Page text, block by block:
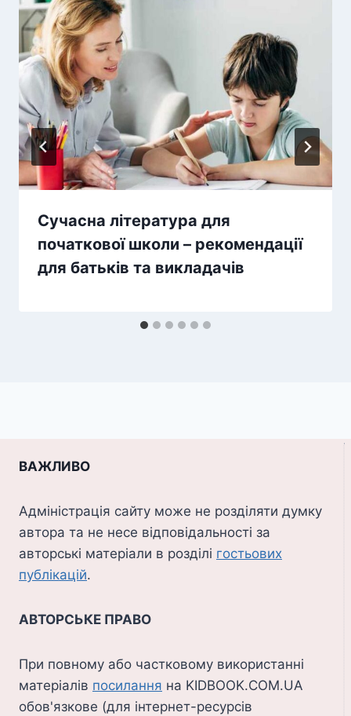
Сучасна література для
початкової школи – рекомендації
для батьків та викладачів
ВАЖЛИВО
Адміністрація сайту може не розділяти думку
автора та не несе відповідальності за
авторські матеріали в розділі гостьових
публікацій.
АВТОРСЬКЕ ПРАВО
При повному або частковому використанні
матеріалів посилання на KIDBOOK.COM.UA
обов'язкове (для інтернет-ресурсів